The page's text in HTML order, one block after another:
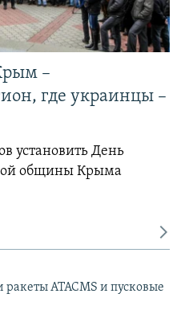
–
где украинцы –
установить День
общины Крыма
ATACMS и пусковые